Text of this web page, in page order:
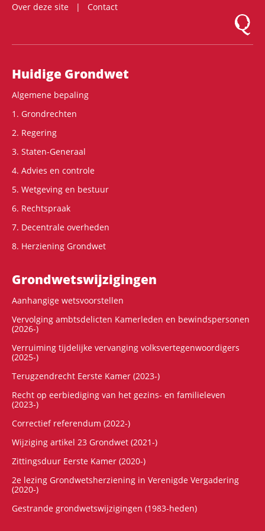
Over deze site
Contact
Logo
Hoofdnavigatie
Huidige Grondwet
Algemene bepaling
1. Grondrechten
2. Regering
3. Staten-Generaal
4. Advies en controle
5. Wetgeving en bestuur
6. Rechtspraak
7. Decentrale overheden
8. Herziening Grondwet
Grondwets­wijzigingen
Aanhangige wetsvoorstellen
Vervolging ambtsdelicten Kamerleden en bewindspersonen
(2026-)
Verruiming tijdelijke vervanging volksvertegenwoordigers
(2025-)
Terugzendrecht Eerste Kamer (2023-)
Recht op eerbiediging van het gezins- en familieleven
(2023-)
Correctief referendum (2022-)
Wijziging artikel 23 Grondwet (2021-)
Zittingsduur Eerste Kamer (2020-)
2e lezing Grondwetsherziening in Verenigde Vergadering
(2020-)
Gestrande grondwetswijzigingen (1983-heden)